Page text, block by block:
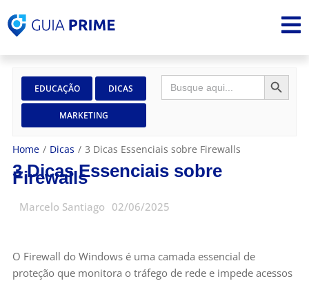
EDUCAÇÃO DICAS
MARKETING
Search
for:
SEARCH
Home / Dicas / 3 Dicas Essenciais sobre Firewalls
3 Dicas Essenciais sobre
Firewalls
Marcelo Santiago 02/06/2025
O Firewall do Windows é uma camada essencial de
proteção que monitora o tráfego de rede e impede acessos